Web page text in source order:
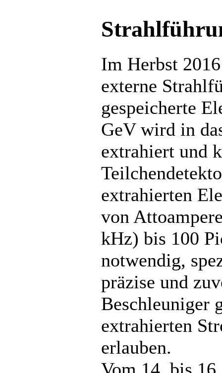
Im Herbst
externe
gespeicherte
GeV wird in
extrahiert und
extrahierten
von
kHz) bis 100
notwendig,
präzise und
Beschleuniger
extrahierten
erlauben.